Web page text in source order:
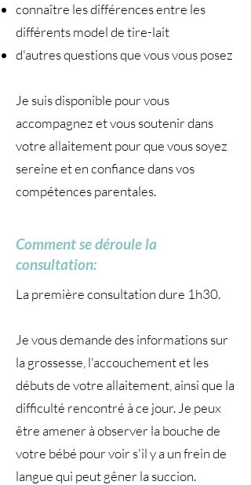
connaître les différences entre les
différents model de tire-lait
d'autres questions que vous vous posez
Je suis disponible pour vous
accompagnez et vous soutenir dans
votre allaitement pour que vous soyez
sereine et en confiance dans vos
compétences parentales.
Comment se déroule la
consultation:
La première consultation dure 1h30.
Je vous demande des informations sur
la grossesse, l'accouchement et les
débuts de votre allaitement, ainsi que la
difficulté rencontré à ce jour. Je peux
être amener à observer la bouche de
votre bébé pour voir s'il y a un frein de
langue qui peut gêner la succion.